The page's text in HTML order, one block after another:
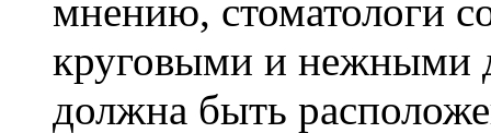
мнению, стоматологи
круговыми и нежными
должна быть